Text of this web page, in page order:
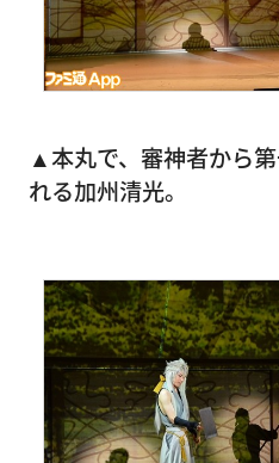
▲本丸で、審神者から
れる加州清光。